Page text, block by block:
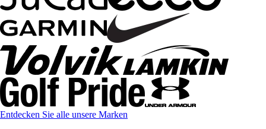
Entdecken Sie alle unsere Marken